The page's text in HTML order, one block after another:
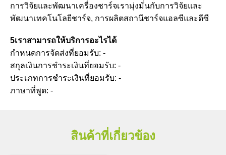
การวิจัยและพัฒนาเครื่องชาร์จเรามุ่งมั่นกับการวิจัยและ
พัฒนาเทคโนโลยีชาร์จ, การผลิตสถานีชาร์จแอลซีและดีซี
5เราสามารถให้บริการอะไรได้
กําหนดการจัดส่งที่ยอมรับ: -
สกุลเงินการชําระเงินที่ยอมรับ: -
ประเภทการชําระเงินที่ยอมรับ: -
ภาษาที่พูด: -
สินค้าที่เกี่ยวข้อง